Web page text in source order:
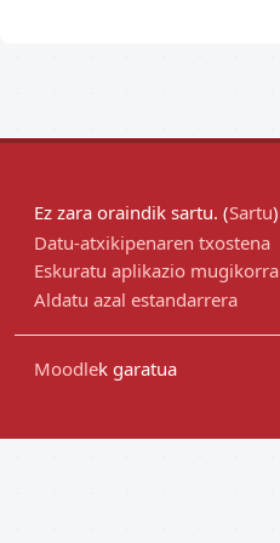
Ez zara oraindik sartu. (Sartu)
Datu-atxikipenaren txostena
Eskuratu aplikazio mugikorra
Aldatu azal estandarrera
Moodlek garatua